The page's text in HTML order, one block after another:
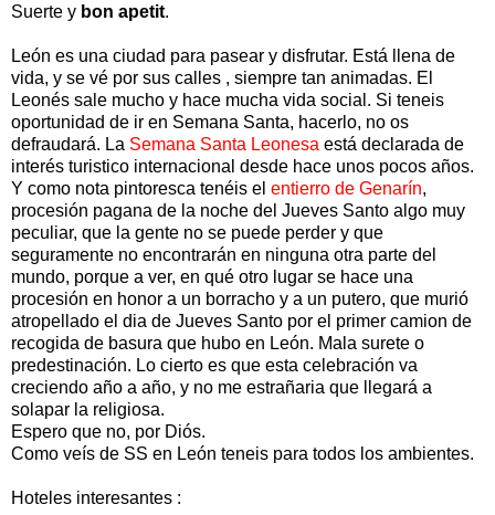
Suerte y bon apetit.
León es una ciudad para pasear y disfrutar. Está llena de
vida, y se vé por sus calles , siempre tan animadas. El
Leonés sale mucho y hace mucha vida social. Si teneis
oportunidad de ir en Semana Santa, hacerlo, no os
defraudará. La Semana Santa Leonesa está declarada de
interés turistico internacional desde hace unos pocos años.
Y como nota pintoresca tenéis el entierro de Genarín,
procesión pagana de la noche del Jueves Santo algo muy
peculiar, que la gente no se puede perder y que
seguramente no encontrarán en ninguna otra parte del
mundo, porque a ver, en qué otro lugar se hace una
procesión en honor a un borracho y a un putero, que murió
atropellado el dia de Jueves Santo por el primer camion de
recogida de basura que hubo en León. Mala surete o
predestinación. Lo cierto es que esta celebración va
creciendo año a año, y no me estrañaria que llegará a
solapar la religiosa.
Espero que no, por Diós.
Como veís de SS en León teneis para todos los ambientes.
Hoteles interesantes :